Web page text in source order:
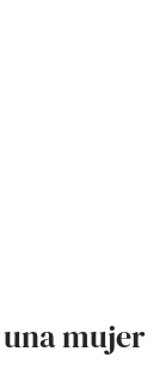
una mujer